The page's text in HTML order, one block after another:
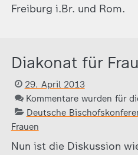
Freiburg i.Br. und Rom.
Diakonat für
29. April 2013
Kommentare wurden für
Deutsche
Frauen
Nun ist die Diskussion